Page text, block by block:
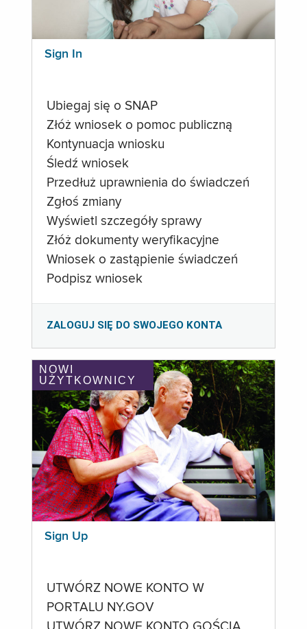
Sign In
Ubiegaj się o SNAP
Złóż wniosek o pomoc publiczną
Kontynuacja wniosku
Śledź wniosek
Przedłuż uprawnienia do świadczeń
Zgłoś zmiany
Wyświetl szczegóły sprawy
Złóż dokumenty weryfikacyjne
Wniosek o zastąpienie świadczeń
Podpisz wniosek
ZALOGUJ SIĘ DO SWOJEGO KONTA
NOWI
UŻYTKOWNICY
Sign Up
UTWÓRZ NOWE KONTO W
PORTALU NY.GOV